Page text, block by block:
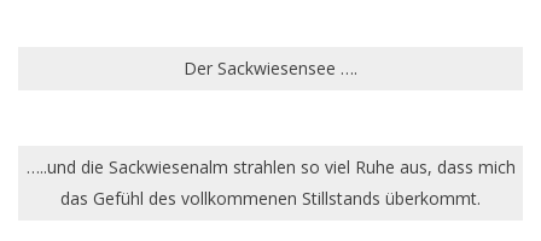
Der Sackwiesensee ….
…..und die Sackwiesenalm strahlen so viel Ruhe aus, dass mich
das Gefühl des vollkommenen Stillstands überkommt.